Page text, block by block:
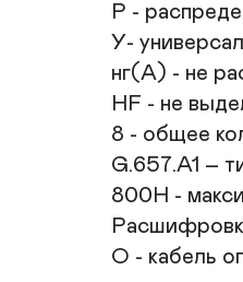
Р -
У-
нг(A) - не
HF - не
8 - общее
G.657.А1 –
800Н -
О - кабель